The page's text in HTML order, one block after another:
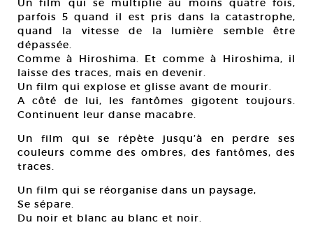
Un film qui se multiplie au moins quatre fois,
parfois 5 quand il est pris dans la catastrophe,
quand la vitesse de la lumière semble être
dépassée.
Comme à Hiroshima. Et comme à Hiroshima, il
laisse des traces, mais en devenir.
Un film qui explose et glisse avant de mourir.
A côté de lui, les fantômes gigotent toujours.
Continuent leur danse macabre.
Un film qui se répète jusqu’à en perdre ses
couleurs comme des ombres, des fantômes, des
traces.
Un film qui se réorganise dans un paysage,
Se sépare.
Du noir et blanc au blanc et noir.